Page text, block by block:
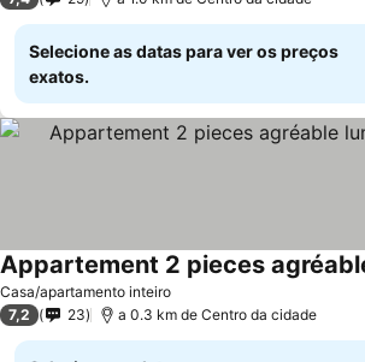
Selecione as datas para ver os preços
exatos.
Casa/apartamento inteiro
7,2 23 a 0.3 km de Centro da cidade